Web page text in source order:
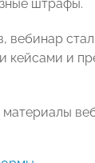
штрафы.
вебинар
кейсами и